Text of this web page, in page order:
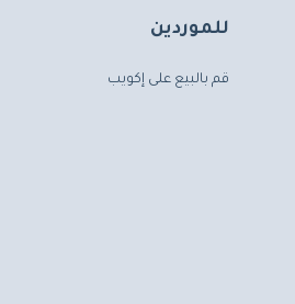
للموردين
قم بالبيع على إكويب